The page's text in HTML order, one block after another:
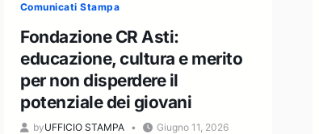
al
ma
nel
rispetto
dei
ruoli
istituzionali”
Comunicati Stampa
Fondazione CR Asti:
educazione, cultura e merito
per non disperdere il
potenziale dei giovani
byUFFICIO STAMPA Giugno 11, 2026